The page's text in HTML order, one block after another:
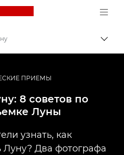
Canon Logo, back to
Профессиональная фото- и видеосъемка ПРИЕМЫ
8 советов по
Луны
узнать, как
Луну? Два фотографа